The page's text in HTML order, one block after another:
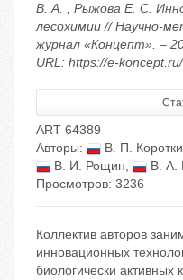
В. А. , Рыжова Е. С.
лесохимии // Научно-
журнал «Концепт». –
URL: https://e-
ART 64389
Авторы:
В. П.
В. И. Рощин, В. А.
Просмотров: 3236
Коллектив авторов
инновационных
биологически активных